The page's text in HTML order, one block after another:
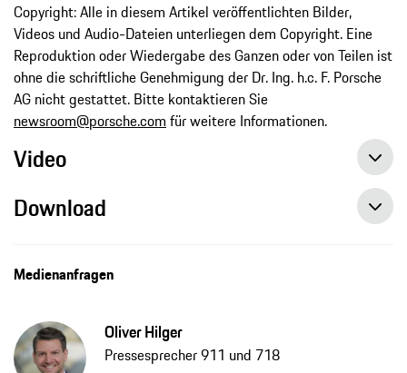
Copyright: Alle in diesem Artikel veröffentlichten Bilder,
Videos und Audio-Dateien unterliegen dem Copyright. Eine
Reproduktion oder Wiedergabe des Ganzen oder von Teilen ist
ohne die schriftliche Genehmigung der Dr. Ing. h.c. F. Porsche
AG nicht gestattet. Bitte kontaktieren Sie
newsroom@porsche.com für weitere Informationen.
Video
Download
Medienanfragen
Oliver Hilger
Pressesprecher 911 und 718